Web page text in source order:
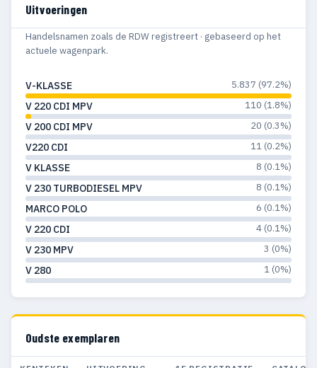
Uitvoeringen
Handelsnamen zoals de RDW registreert · gebaseerd op het
actuele wagenpark.
V-KLASSE 5.837 (97.2%)
V 220 CDI MPV 110 (1.8%)
V 200 CDI MPV 20 (0.3%)
V220 CDI 11 (0.2%)
V KLASSE 8 (0.1%)
V 230 TURBODIESEL MPV 8 (0.1%)
MARCO POLO 6 (0.1%)
V 220 CDI 4 (0.1%)
V 230 MPV 3 (0%)
V 280 1 (0%)
Oudste exemplaren